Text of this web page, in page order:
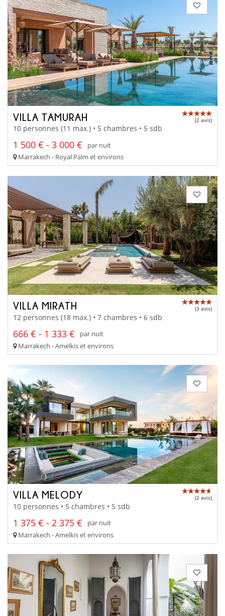
VILLA TAMURAH (2 avis)
10 personnes (11 max.) • 5 chambres • 5 sdb
1 500 € - 3 000 €
par nuit
Marrakech - Royal Palm et environs
VILLA MIRATH (3 avis)
12 personnes (18 max.) • 7 chambres • 6 sdb
666 € - 1 333 €
par nuit
Marrakech - Amelkis et environs
VILLA MELODY (2 avis)
10 personnes • 5 chambres • 5 sdb
1 375 € - 2 375 €
par nuit
Marrakech - Amelkis et environs